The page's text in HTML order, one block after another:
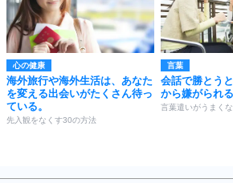
心の健康
海外旅行や海外生活は、あなた
を変える出会いがたくさん待っ
ている。
先入観をなくす30の方法
言葉
会話で勝とう
から嫌がられる
言葉遣いがうまく